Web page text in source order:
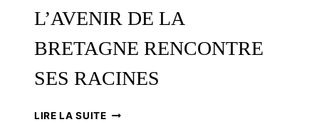
L’AVENIR DE LA
BRETAGNE RENCONTRE
SES RACINES
LIRE LA SUITEDIPLÔME